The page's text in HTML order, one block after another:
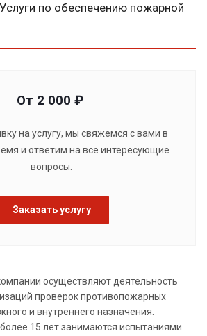
по обеспечению пожарной
От 2 000 ₽
на услугу, мы свяжемся с вами в
и ответим на все интересующие
вопросы.
Заказать услугу
осуществляют деятельность
проверок противопожарных
и внутреннего назначения.
15 лет занимаются испытаниями